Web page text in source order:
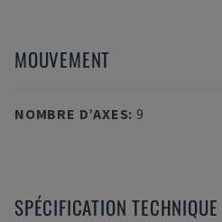
MOUVEMENT
NOMBRE D’AXES: 9
SPÉCIFICATION TECHNIQUE